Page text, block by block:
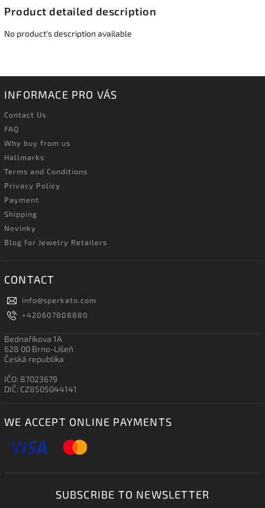
Product detailed description
No product's description available
INFORMACE PRO VÁS
Contact Us
FAQ
Why buy from us
Hallmarks
Terms and Conditions
Privacy Policy
Payment
Shipping
Novinky
Blog for Jewelry Retailers
CONTACT
info@sperkato.com
+420607808880
Bednaříkova 1A
628 00 Brno-Líšeň
Česká republika
IČO: 87023679
DIČ: CZ8505044141
WE ACCEPT ONLINE PAYMENTS
SUBSCRIBE TO NEWSLETTER